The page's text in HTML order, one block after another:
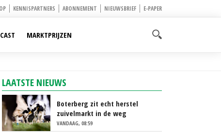
KENNISPARTNERS ABONNEMENT NIEUWSBRIEF E-PAPER
MARKTPRIJZEN
LAATSTE NIEUWS
Boterberg zit echt herstel
zuivelmarkt in de weg
VANDAAG, 08:59